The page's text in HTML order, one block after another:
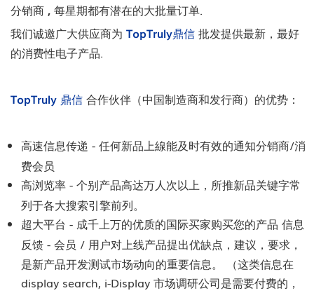
分销商 , 每星期都有潜在的大批量订单.
我们诚邀广大供应商为 TopTruly鼎信 批发提供最新，最好
的消费性电子产品.
TopTruly 鼎信 合作伙伴（中国制造商和发行商）的优势：
高速信息传递 - 任何新品上線能及时有效的通知分销商/消
费会员
高浏览率 - 个别产品高达万人次以上，所推新品关键字常
列于各大搜索引擎前列。
超大平台 - 成千上万的优质的国际买家购买您的产品 信息
反馈 - 会员 / 用户对上线产品提出优缺点，建议，要求，
是新产品开发测试市场动向的重要信息。 （这类信息在
display search, i-Display 市场调研公司是需要付费的，